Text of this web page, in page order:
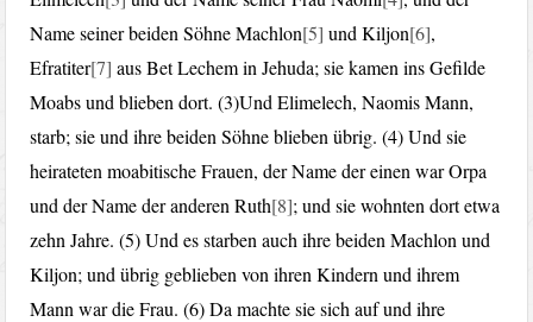
Name seiner beiden Söhne Machlon[5] und Kiljon[6],
Efratiter[7] aus Bet Lechem in Jehuda; sie kamen ins Gefilde
Moabs und blieben dort. (3)Und Elimelech, Naomis Mann,
starb; sie und ihre beiden Söhne blieben übrig. (4) Und sie
heirateten moabitische Frauen, der Name der einen war Orpa
und der Name der anderen Ruth[8]; und sie wohnten dort etwa
zehn Jahre. (5) Und es starben auch ihre beiden Machlon und
Kiljon; und übrig geblieben von ihren Kindern und ihrem
Mann war die Frau. (6) Da machte sie sich auf und ihre